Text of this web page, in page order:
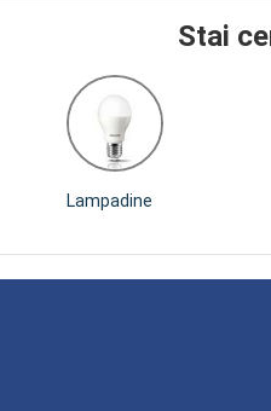
Stai
Lampadine